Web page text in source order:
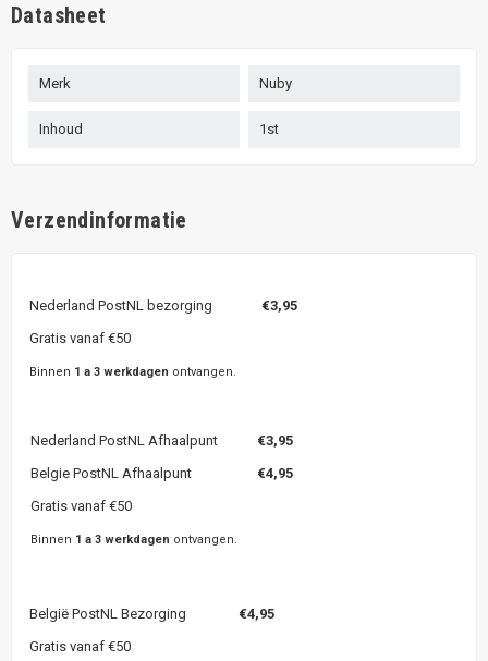
Datasheet
Merk Nuby
Inhoud 1st
Verzendinformatie
Nederland PostNL bezorging €3,95
Gratis vanaf €50
Binnen 1 a 3 werkdagen ontvangen.
Nederland PostNL Afhaalpunt €3,95
Belgie PostNL Afhaalpunt
€4,95
Gratis vanaf €50
Binnen 1 a 3 werkdagen ontvangen.
België PostNL Bezorging €4,95
Gratis vanaf €50